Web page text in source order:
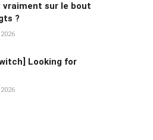
vraiment sur le bout
?
Looking for